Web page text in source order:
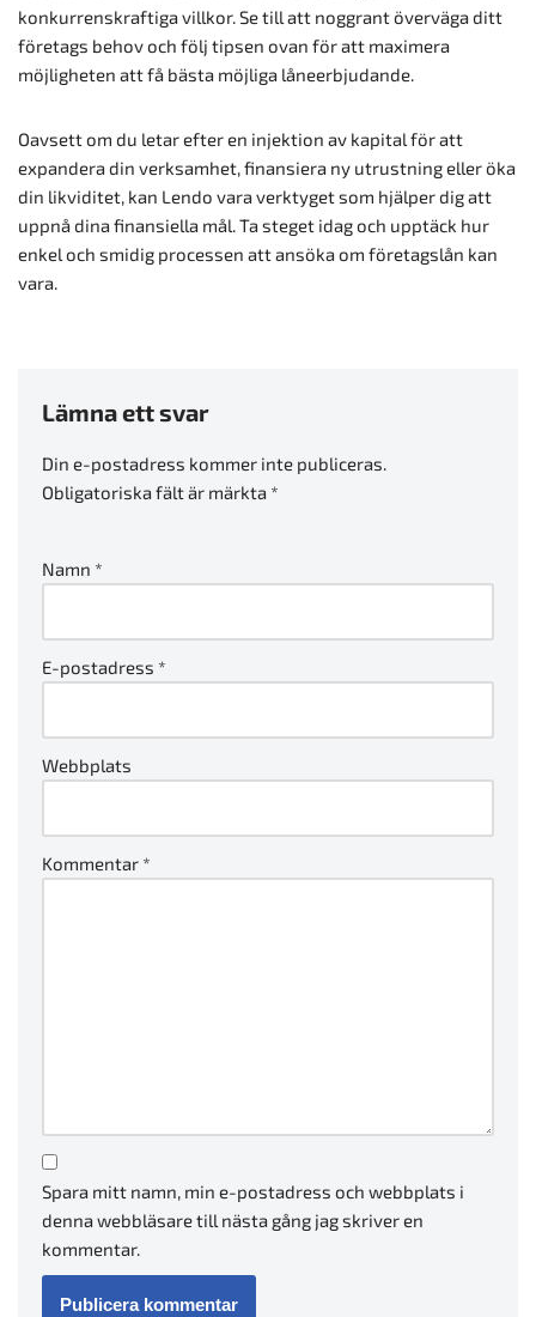
konkurrenskraftiga villkor. Se till att noggrant överväga ditt
företags behov och följ tipsen ovan för att maximera
möjligheten att få bästa möjliga låneerbjudande.
Oavsett om du letar efter en injektion av kapital för att
expandera din verksamhet, finansiera ny utrustning eller öka
din likviditet, kan Lendo vara verktyget som hjälper dig att
uppnå dina finansiella mål. Ta steget idag och upptäck hur
enkel och smidig processen att ansöka om företagslån kan
vara.
Lämna ett svar
Din e-postadress kommer inte publiceras.
Obligatoriska fält är märkta *
Namn *
E-postadress *
Webbplats
Kommentar *
Spara mitt namn, min e-postadress och webbplats i
denna webbläsare till nästa gång jag skriver en
kommentar.